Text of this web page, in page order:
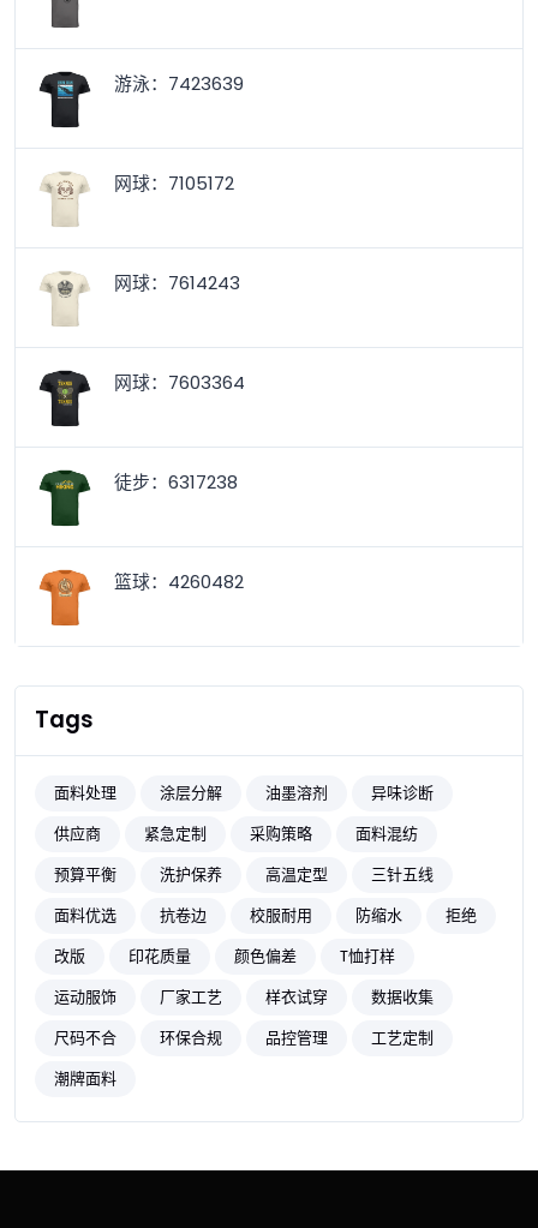
游泳：7423639
网球：7105172
网球：7614243
网球：7603364
徒步：6317238
篮球：4260482
Tags
面料处理 涂层分解 油墨溶剂
异味诊断
供应商
紧急定制 采购策略
面料混纺
预算平衡
洗护保养 高温定型
三针五线
面料优选
抗卷边 校服耐用 防缩水
拒绝
改版
印花质量 颜色偏差
T恤打样
运动服饰
厂家工艺 样衣试穿
数据收集
尺码不合
环保合规 品控管理
工艺定制
潮牌面料